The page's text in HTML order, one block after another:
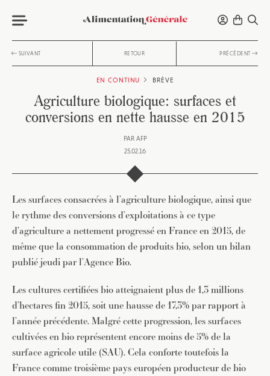
SUIVANT RETOUR PRÉCÉDENT
EN CONTINU BRÈVE
Agriculture biologique: surfaces et
conversions en nette hausse en 2015
PAR AFP
25.02.16
Les surfaces consacrées à l’agriculture biologique, ainsi que
le rythme des conversions d’exploitations à ce type
d’agriculture a nettement progressé en France en 2015, de
même que la consommation de produits bio, selon un bilan
publié jeudi par l’Agence Bio.
Les cultures certifiées bio atteignaient plus de 1,3 millions
d’hectares fin 2015, soit une hausse de 17,3% par rapport à
l’année précédente. Malgré cette progression, les surfaces
cultivées en bio représentent encore moins de 5% de la
surface agricole utile (SAU). Cela conforte toutefois la
France comme troisième pays européen producteur de bio